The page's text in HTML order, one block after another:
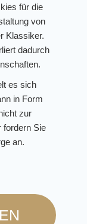
für die
von
Klassiker.
dadurch
es sich
in Form
zur
fordern Sie
an.